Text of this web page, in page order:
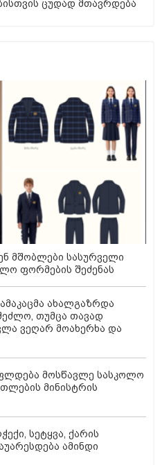
ცუდად მთავრდება
მშობლები სასურველი
ფორმების შეძენას
ახალგაზრდა
თუმცა თავად
ვეღარ მოახერხა და
მოსწავლე სასკოლო
მინისტრის
სეტყვა, ქარის
ამინდი